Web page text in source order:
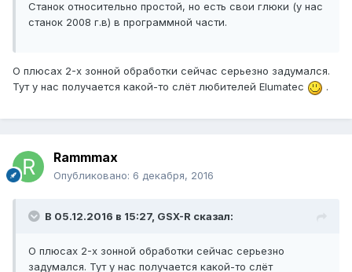
Станок относительно простой, но есть свои глюки (у нас
станок 2008 г.в) в программной части.
О плюсах 2-х зонной обработки сейчас серьезно задумался.
Тут у нас получается какой-то слёт любителей Elumatec
.
Rammmax
Опубликовано: 6 декабря, 2016
В 05.12.2016 в 15:27, GSX-R сказал:
О плюсах 2-х зонной обработки сейчас серьезно
задумался. Тут у нас получается какой-то слёт